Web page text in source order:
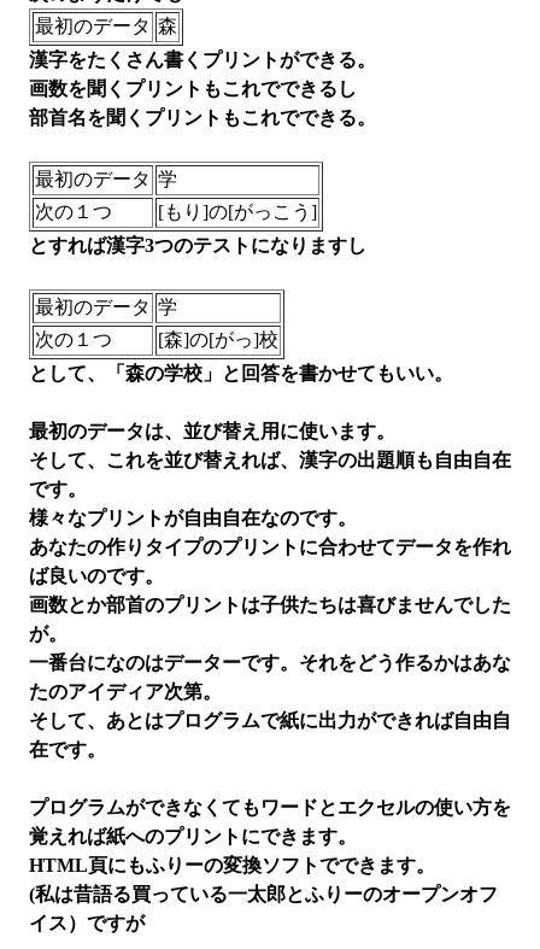
最初のデータ 森
漢字をたくさん書くプリントができる。
画数を聞くプリントもこれでできるし
部首名を聞くプリントもこれでできる。
最初のデータ 学
次の１つ
[もり]の[がっこう]
とすれば漢字3つのテストになりますし
最初のデータ 学
次の１つ
[森]の[がっ]校
として、「森の学校」と回答を書かせてもいい。
最初のデータは、並び替え用に使います。
そして、これを並び替えれば、漢字の出題順も自由自在
です。
様々なプリントが自由自在なのです。
あなたの作りタイプのプリントに合わせてデータを作れ
ば良いのです。
画数とか部首のプリントは子供たちは喜びませんでした
が。
一番台になのはデーターです。それをどう作るかはあな
たのアイディア次第。
そして、あとはプログラムで紙に出力ができれば自由自
在です。
プログラムができなくてもワードとエクセルの使い方を
覚えれば紙へのプリントにできます。
HTML頁にもふりーの変換ソフトでできます。
(私は昔語る買っている一太郎とふりーのオープンオフ
イス）ですが